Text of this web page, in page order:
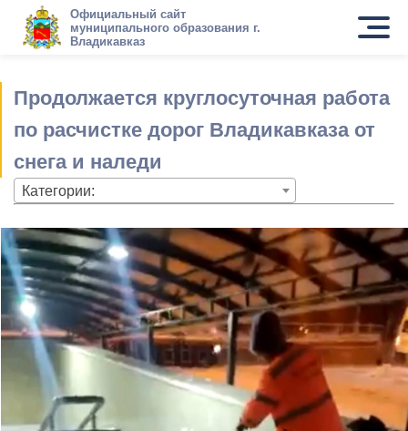
Официальный сайт
муниципального образования г.
Владикавказ
Продолжается круглосуточная работа
по расчистке дорог Владикавказа от
снега и наледи
Категории: